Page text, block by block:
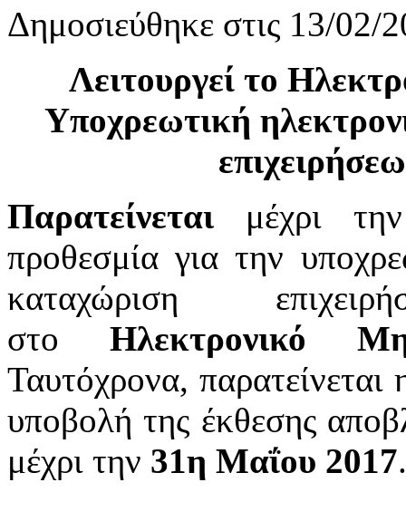
Δημοσιεύθηκε στις 13/02/
Λειτουργεί το
Υποχρεωτική
Παρατείνεται μέχρι
προθεσμία για την
καταχώριση
στο Ηλεκτρονικό
Ταυτόχρονα,
υποβολή της έκθεσης
μέχρι την 31η Μαΐου 2017.